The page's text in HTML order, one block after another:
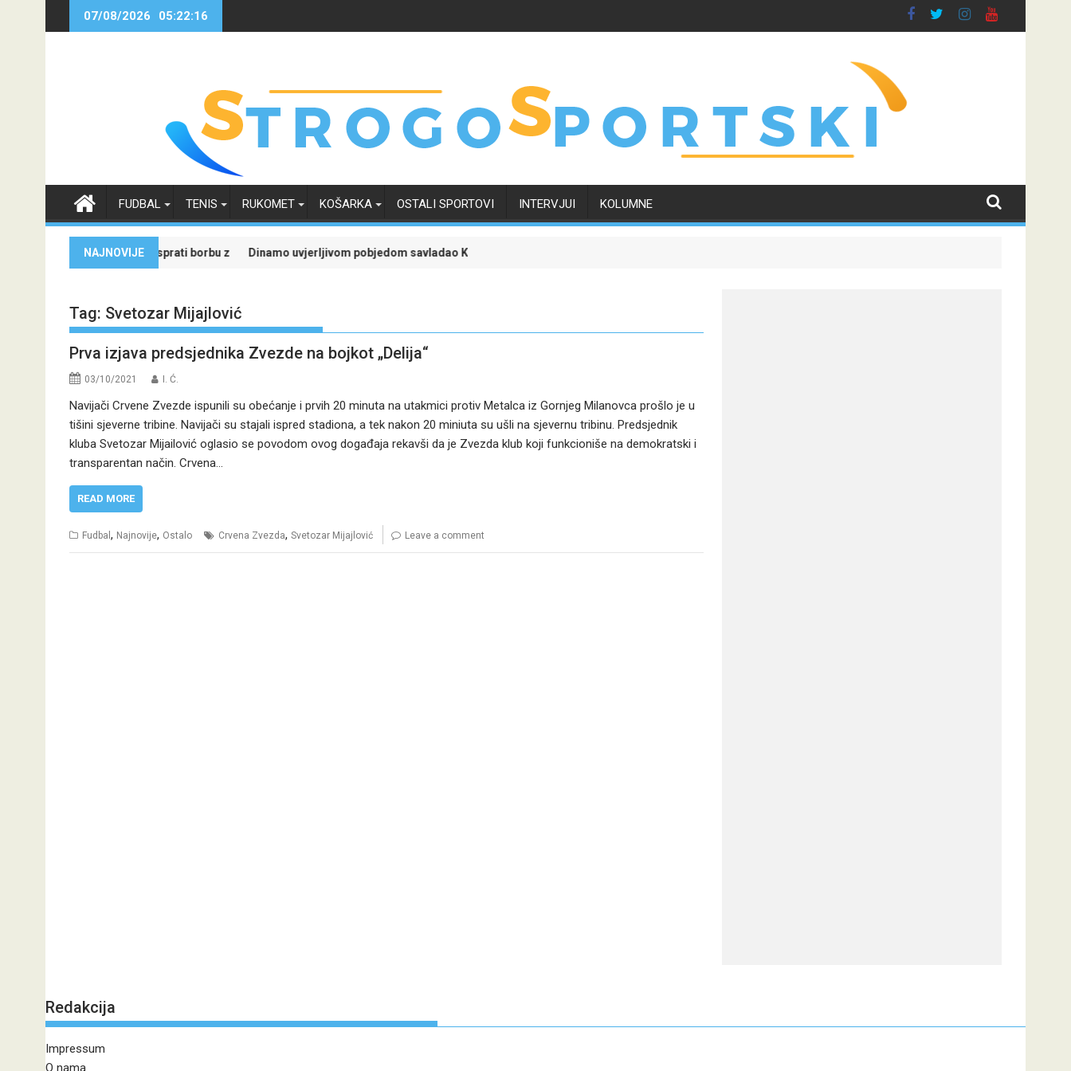
07/08/2026 05:22:16
FUDBAL TENIS RUKOMET KOŠARKA OSTALI SPORTOVI INTERVJUI KOLUMNE
NAJNOVIJE
budućnosti
uz Meridian: Isprati borbu za grupnu fazu uz najveće kvoteDinamo uvjerljivom pobjedom savladao Kaunu Žalgiris i učvrstio šanse za kvalifikaciju u Ligu prvaka
Tag: Svetozar Mijajlović
Prva izjava predsjednika Zvezde na bojkot „Delija“
03/10/2021 I. Ć.
Navijači Crvene Zvezde ispunili su obećanje i prvih 20 minuta na utakmici protiv Metalca iz Gornjeg Milanovca prošlo je u
tišini sjeverne tribine. Navijači su stajali ispred stadiona, a tek nakon 20 miniuta su ušli na sjevernu tribinu. Predsjednik
kluba Svetozar Mijailović oglasio se povodom ovog događaja rekavši da je Zvezda klub koji funkcioniše na demokratski i
transparentan način. Crvena…
READ MORE
Fudbal , Najnovije, Ostalo Crvena Zvezda, Svetozar Mijajlović Leave a comment
Redakcija
Impressum
O nama